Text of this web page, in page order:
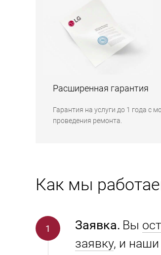
Расширенная гарантия
Гарантия на услуги до 1 года с
проведения ремонта.
Как мы
Заявка. Вы
заявку, и